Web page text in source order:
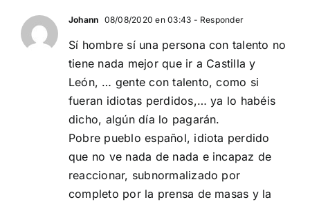
Johann 08/08/2020 en 03:43 - Responder
Sí hombre sí una persona con talento no
tiene nada mejor que ir a Castilla y
León, … gente con talento, como si
fueran idiotas perdidos,… ya lo habéis
dicho, algún día lo pagarán.
Pobre pueblo español, idiota perdido
que no ve nada de nada e incapaz de
reaccionar, subnormalizado por
completo por la prensa de masas y la